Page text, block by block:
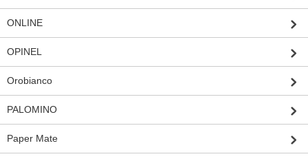
ONLINE
OPINEL
Orobianco
PALOMINO
Paper Mate